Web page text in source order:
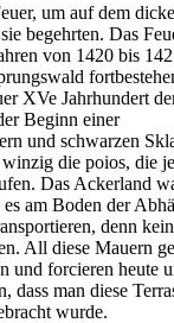
um auf dem
begehrten. Das
von 1420 bis
XVe Jahrhundert
Beginn einer
und schwarzen
winzig die poios, die
Das Ackerland
am Boden der
denn kein
All diese Mauern
und forcieren heute
dass man diese
wurde.